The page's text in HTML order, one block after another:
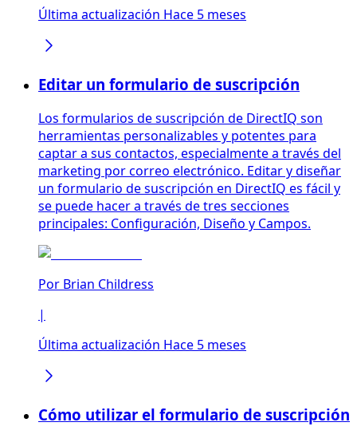
Última actualización Hace 5 meses
Editar un formulario de suscripción
Los formularios de suscripción de DirectIQ son
herramientas personalizables y potentes para
captar a sus contactos, especialmente a través del
marketing por correo electrónico. Editar y diseñar
un formulario de suscripción en DirectIQ es fácil y
se puede hacer a través de tres secciones
principales: Configuración, Diseño y Campos.
Por Brian Childress
|
Última actualización Hace 5 meses
Cómo utilizar el formulario de suscripción